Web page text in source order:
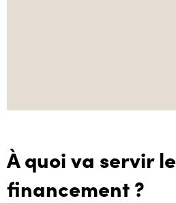
À quoi va servir le
financement ?